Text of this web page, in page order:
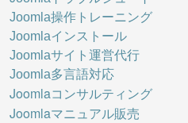
Joomla操作トレーニング
Joomlaインストール
Joomlaサイト運営代行
Joomla多言語対応
Joomlaコンサルティング
Joomlaマニュアル販売